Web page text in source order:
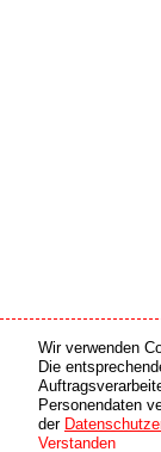
Medien Partner
copyright © 2026 by
Wir verwenden
Die
Personendaten
der
Verstanden